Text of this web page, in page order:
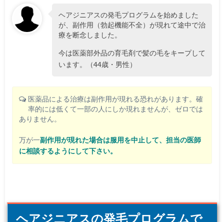
ヘアジニアスの発毛プログラムを始めました
が、副作用（勃起機能不全）が現れて途中で治
療を断念しました。
今は医薬部外品の育毛剤で髪の毛をキープして
います。（44歳・男性）
医薬品による治療は副作用が現れる恐れがあります。確
率的には低くて一部の人にしか現れませんが、ゼロでは
ありません。
万が一副作用が現れた場合は服用を中止して、担当の医師
に相談するようにして下さい。
ヘアジニアスの発毛プログラムで